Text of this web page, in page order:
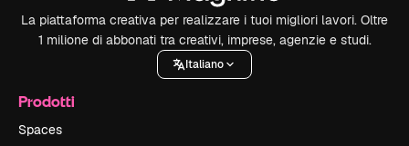
La piattaforma creativa per realizzare i tuoi migliori lavori. Oltre
1 milione di abbonati tra creativi, imprese, agenzie e studi.
Italiano
Prodotti
Spaces